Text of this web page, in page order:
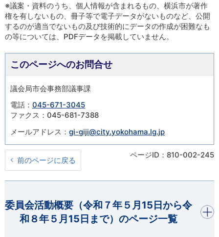
※議案・資料のうち、個人情報が含まれるもの、横浜市が著作
権を有しないもの、冊子等で電子データがないものなど、公開
するのが適当でないもの及び技術的にデータの作成が困難なも
の等については、PDFデータを掲載していません。
このページへのお問合せ
議会局市会事務部議事課
電話： 045-671-3045
ファクス：045-681-7388
メールアドレス： gi-giji@city.yokohama.lg.jp
前のページに戻る
ページID：810-002-245
委員会活動概要（令和７年５月15日から令
和８年５月15日まで）のページ一覧
開く